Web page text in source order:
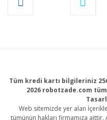
Tüm kredi kartı bilgileriniz
2026 robotzade.com
Web sitemizde yer alan
tümünün hakları firmamıza aittir.